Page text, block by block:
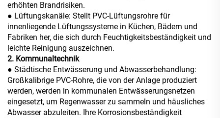
erhöhten Brandrisiken.
● Lüftungskanäle: Stellt PVC-Lüftungsrohre für
innenliegende Lüftungssysteme in Küchen, Bädern und
Fabriken her, die sich durch Feuchtigkeitsbeständigkeit und
leichte Reinigung auszeichnen.
2. Kommunaltechnik
● Städtische Entwässerung und Abwasserbehandlung:
Großkalibrige PVC-Rohre, die von der Anlage produziert
werden, werden in kommunalen Entwässerungsnetzen
eingesetzt, um Regenwasser zu sammeln und häusliches
Abwasser abzuleiten. Ihre Korrosionsbeständigkeit